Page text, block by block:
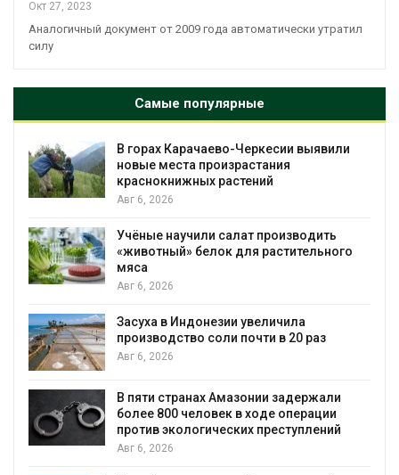
Окт 27, 2023
Аналогичный документ от 2009 года автоматически утратил
силу
Самые популярные
В горах Карачаево-Черкесии выявили
новые места произрастания
краснокнижных растений
Авг 6, 2026
Учёные научили салат производить
«животный» белок для растительного
мяса
Авг 6, 2026
Засуха в Индонезии увеличила
производство соли почти в 20 раз
Авг 6, 2026
В пяти странах Амазонии задержали
более 800 человек в ходе операции
против экологических преступлений
Авг 6, 2026